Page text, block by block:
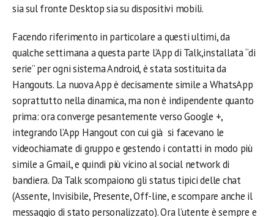
sia sul fronte Desktop sia su dispositivi mobili.
Facendo riferimento in particolare a questi ultimi, da
qualche settimana a questa parte l’App di Talk,installata “di
serie” per ogni sistema Android, è stata sostituita da
Hangouts. La nuova App è decisamente simile a WhatsApp
soprattutto nella dinamica, ma non è indipendente quanto
prima: ora converge pesantemente verso Google +,
integrando l’App Hangout con cui già si facevano le
videochiamate di gruppo e gestendo i contatti in modo più
simile a Gmail, e quindi più vicino al social network di
bandiera. Da Talk scompaiono gli status tipici delle chat
(Assente, Invisibile, Presente, Off-line, e scompare anche il
messaggio di stato personalizzato). Ora l’utente è sempre e